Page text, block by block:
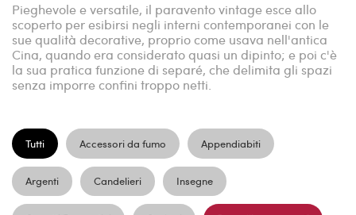
Pieghevole e versatile, il paravento vintage esce allo
scoperto per esibirsi negli interni contemporanei con le
sue qualità decorative, proprio come usava nell'antica
Cina, quando era considerato quasi un dipinto; e poi c'è
la sua pratica funzione di separé, che delimita gli spazi
senza imporre confini troppo netti.
Tutti Accessori da fumo Appendiabiti
Argenti Candelieri Insegne